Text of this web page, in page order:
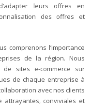
leurs offres en
des offres et
comprenons l’importance
de la région. Nous
sites e-commerce sur
de chaque entreprise à
avec nos clients
attrayantes, conviviales et